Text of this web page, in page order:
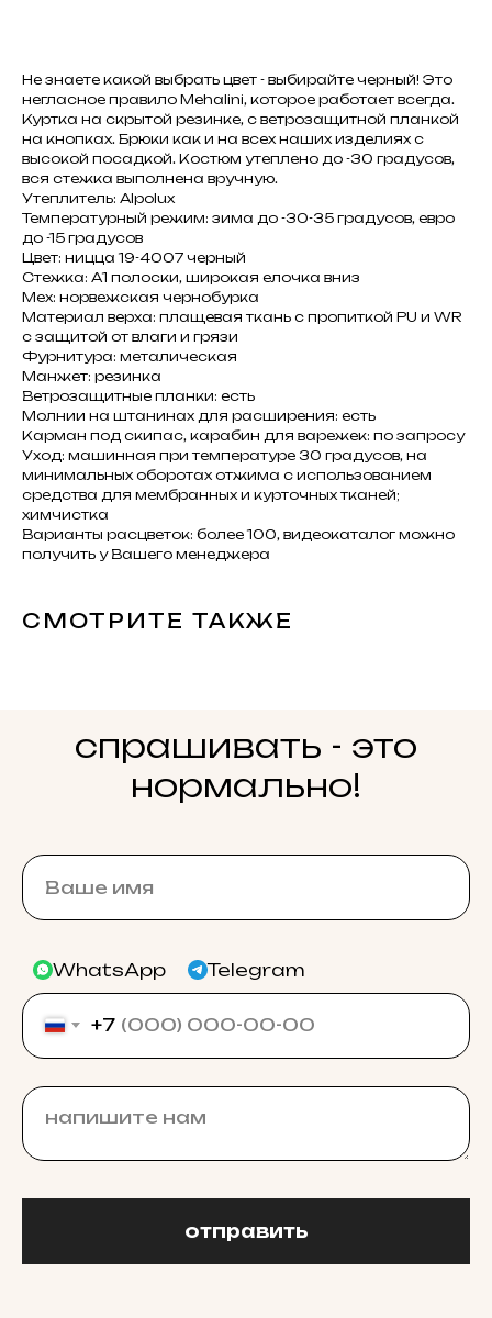
Не знаете какой выбрать цвет - выбирайте черный! Это
негласное правило Mehalini, которое работает всегда.
Куртка на скрытой резинке, с ветрозащитной планкой
на кнопках. Брюки как и на всех наших изделиях с
высокой посадкой. Костюм утеплено до -30 градусов,
вся стежка выполнена вручную.
Утеплитель: Alpolux
Температурный режим: зима до -30-35 градусов, евро
до -15 градусов
Цвет: ницца 19-4007 черный
Стежка: А1 полоски, широкая елочка вниз
Мех: норвежская чернобурка
Материал верха: плащевая ткань с пропиткой PU и WR
с защитой от влаги и грязи
Фурнитура: металическая
Манжет: резинка
Ветрозащитные планки: есть
Молнии на штанинах для расширения: есть
Карман под скипас, карабин для варежек: по запросу
Уход: машинная при температуре 30 градусов, на
минимальных оборотах отжима с использованием
средства для мембранных и курточных тканей;
химчистка
Варианты расцветок: более 100, видеокаталог можно
получить у Вашего менеджера
СМОТРИТЕ ТАКЖЕ
спрашивать - это
нормально!
WhatsApp Telegram
+7
отправить